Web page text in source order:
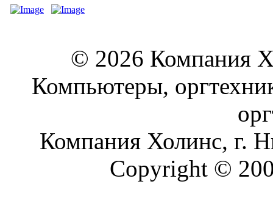
© 2026 Компания
Компьютеры,
Компания Холинс, г.
Copyright ©